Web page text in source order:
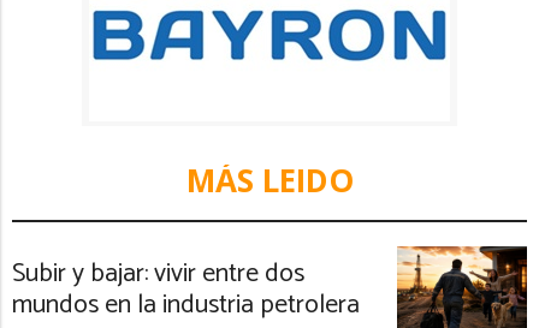
MÁS LEIDO
Subir y bajar: vivir entre dos
mundos en la industria petrolera